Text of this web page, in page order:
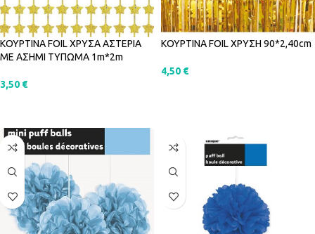
ΚΟΥΡΤΙΝΑ FOIL ΧΡΥΣΑ ΑΣΤΕΡΙΑ
ΜΕ ΑΣΗΜΙ ΤΥΠΩΜΑ 1m*2m
3,50 €
ΚΟΥΡΤΙΝΑ FOIL ΧΡΥΣΗ 90*2,40cm
4,50 €